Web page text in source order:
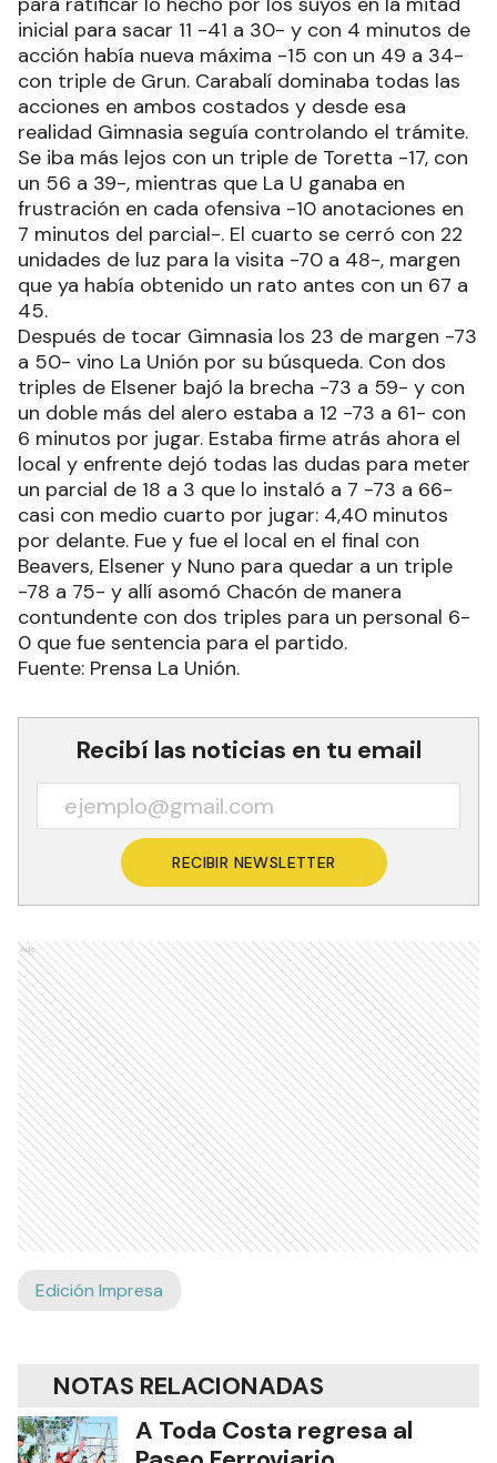
inicial para sacar 11 -41 a 30- y con 4 minutos de
acción había nueva máxima -15 con un 49 a 34-
con triple de Grun. Carabalí dominaba todas las
acciones en ambos costados y desde esa
realidad Gimnasia seguía controlando el trámite.
Se iba más lejos con un triple de Toretta -17, con
un 56 a 39-, mientras que La U ganaba en
frustración en cada ofensiva -10 anotaciones en
7 minutos del parcial-. El cuarto se cerró con 22
unidades de luz para la visita -70 a 48-, margen
que ya había obtenido un rato antes con un 67 a
45.
Después de tocar Gimnasia los 23 de margen -73
a 50- vino La Unión por su búsqueda. Con dos
triples de Elsener bajó la brecha -73 a 59- y con
un doble más del alero estaba a 12 -73 a 61- con
6 minutos por jugar. Estaba firme atrás ahora el
local y enfrente dejó todas las dudas para meter
un parcial de 18 a 3 que lo instaló a 7 -73 a 66-
casi con medio cuarto por jugar: 4,40 minutos
por delante. Fue y fue el local en el final con
Beavers, Elsener y Nuno para quedar a un triple
-78 a 75- y allí asomó Chacón de manera
contundente con dos triples para un personal 6-
0 que fue sentencia para el partido.
Fuente: Prensa La Unión.
Recibí las noticias en tu email
RECIBIR NEWSLETTER
Ads
Edición Impresa
NOTAS RELACIONADAS
A Toda Costa regresa al